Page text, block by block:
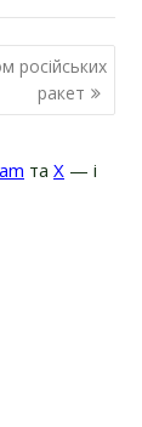
російських
ракет
та Х — і